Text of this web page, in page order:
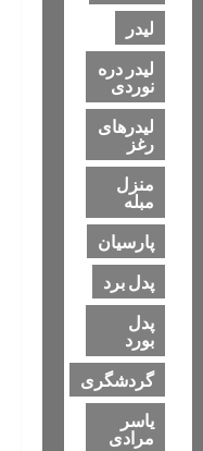
لیدر
لیدر دره
نوردی
لیدرهای
رغز
منزل
مبله
پارسیان
پدل برد
پدل
بورد
گردشگری
یاسر
مرادی